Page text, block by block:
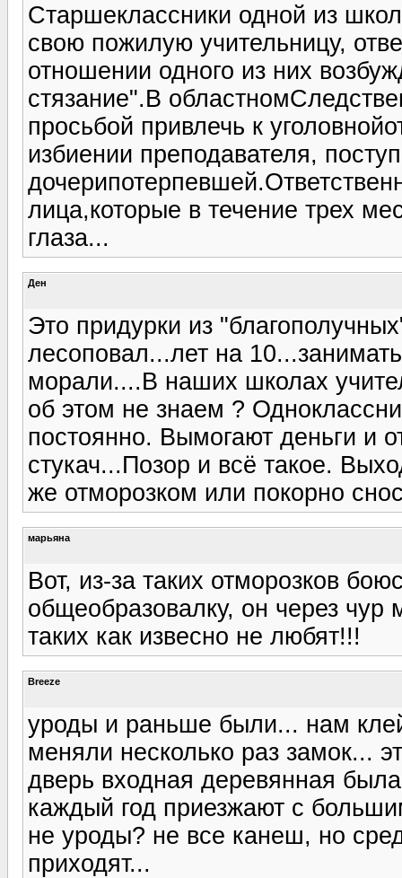
Старшеклассники одной из
свою пожилую учительницу,
отношении одного из них
стязание".В
просьбой привлечь к
избиении преподавателя,
лица,которые в течение трех
глаза...
Ден
Это придурки из
лесоповал...лет на
морали....В наших школах
об этом не знаем ?
постоянно. Вымогают деньги и
стукач...Позор и всё такое.
же отморозком или покорно
марьяна
Вот, из-за таких отморозков
общеобразовалку, он через
таких как извесно не любят!!!
Breeze
уроды и раньше были... нам
меняли несколько раз замок...
дверь входная деревянная
каждый год приезжают с
не уроды? не все канеш, но
приходят...